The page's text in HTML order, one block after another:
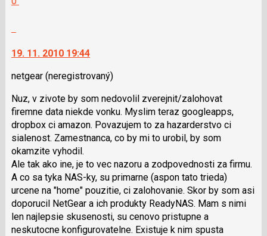
navigaci
lze
použít
klávesy
N
pro
následující
a
P
pro
předchozí
nový
názor
jako
19. 11. 2010 19:44
netgear (neregistrovaný)
Nuz, v zivote by som nedovolil zverejnit/zalohovat
firemne data niekde vonku. Myslim teraz googleapps,
dropbox ci amazon. Povazujem to za hazarderstvo ci
sialenost. Zamestnanca, co by mi to urobil, by som
okamzite vyhodil.
Ale tak ako ine, je to vec nazoru a zodpovednosti za firmu.
A co sa tyka NAS-ky, su primarne (aspon tato trieda)
urcene na "home" pouzitie, ci zalohovanie. Skor by som asi
doporucil NetGear a ich produkty ReadyNAS. Mam s nimi
len najlepsie skusenosti, su cenovo pristupne a
neskutocne konfigurovatelne. Existuje k nim spusta